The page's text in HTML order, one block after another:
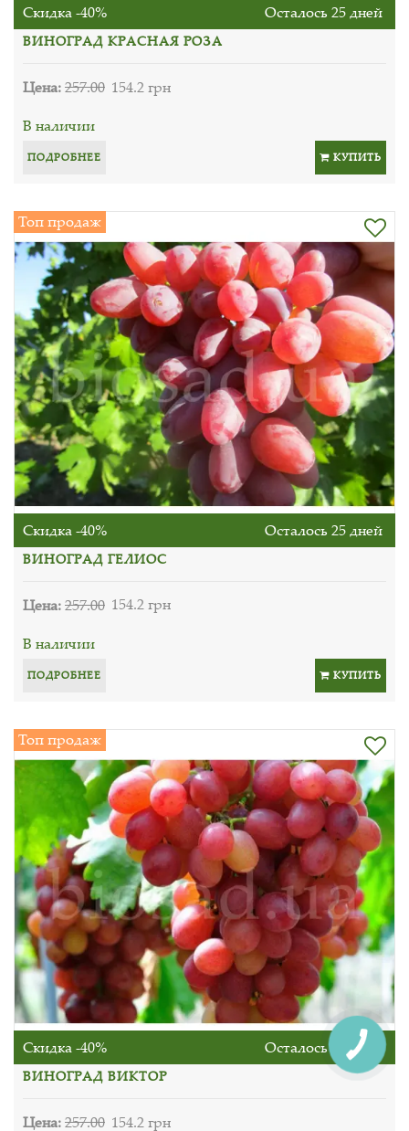
Скидка -40% Осталось 25 дней
ВИНОГРАД КРАСНАЯ РОЗА
Цена:257.00 154.2 грн
В наличии
ПОДРОБНЕЕ КУПИТЬ
Топ продаж
Скидка -40% Осталось 25 дней
ВИНОГРАД ГЕЛИОС
Цена:257.00 154.2 грн
В наличии
ПОДРОБНЕЕ КУПИТЬ
Топ продаж
Скидка -40% Осталось 25 дней
ВИНОГРАД ВИКТОР
Цена:257.00 154.2 грн